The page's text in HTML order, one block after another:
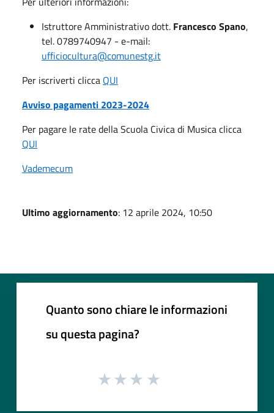
Istruttore Amministrativo dott. Francesco Spano,
tel. 0789740947 - e-mail:
ufficiocultura@comunestg.it
Per iscriverti clicca QUI
Avviso pagamenti 2023-2024
Per pagare le rate della Scuola Civica di Musica clicca
QUI
Vademecum
Ultimo aggiornamento: 12 aprile 2024, 10:50
Quanto sono chiare le informazioni
su questa pagina?